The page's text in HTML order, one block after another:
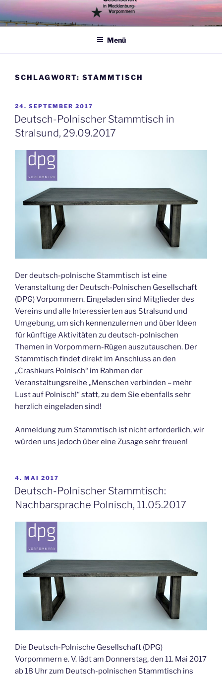
Zum
Inhalt
springen
Menü
SCHLAGWORT: STAMMTISCH
VERÖFFENTLICHT
AM
24. SEPTEMBER 2017
Deutsch-Polnischer Stammtisch in
Stralsund, 29.09.2017
Der deutsch-polnische Stammtisch ist eine
Veranstaltung der Deutsch-Polnischen Gesellschaft
(DPG) Vorpommern. Eingeladen sind Mitglieder des
Vereins und alle Interessierten aus Stralsund und
Umgebung, um sich kennenzulernen und über Ideen
für künftige Aktivitäten zu deutsch-polnischen
Themen in Vorpommern-Rügen auszutauschen. Der
Stammtisch findet direkt im Anschluss an den
„Crashkurs Polnisch“ im Rahmen der
Veranstaltungsreihe „Menschen verbinden – mehr
Lust auf Polnisch!“ statt, zu dem Sie ebenfalls sehr
herzlich eingeladen sind!
Anmeldung zum Stammtisch ist nicht erforderlich, wir
würden uns jedoch über eine Zusage sehr freuen!
VERÖFFENTLICHT
AM
4. MAI 2017
Deutsch-Polnischer Stammtisch:
Nachbarsprache Polnisch, 11.05.2017
Die Deutsch-Polnische Gesellschaft (DPG)
Vorpommern e. V. lädt am Donnerstag, den 11. Mai 2017
ab 18 Uhr zum Deutsch-polnischen Stammtisch ins